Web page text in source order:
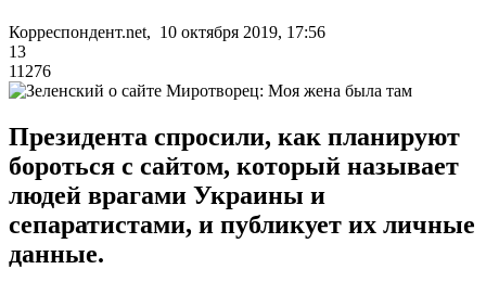
Корреспондент.net, 10 октября 2019, 17:56
13
11276
Президента спросили, как планируют
бороться с сайтом, который называет
людей врагами Украины и
сепаратистами, и публикует их личные
данные.